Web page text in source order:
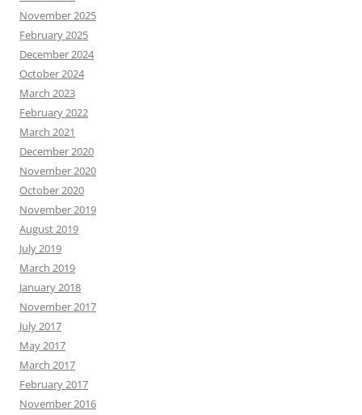
November 2025
February 2025
December 2024
October 2024
March 2023
February 2022
March 2021
December 2020
November 2020
October 2020
November 2019
August 2019
July 2019
March 2019
January 2018
November 2017
July 2017
May 2017
March 2017
February 2017
November 2016